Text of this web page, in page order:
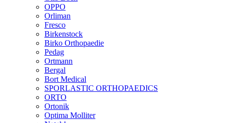
OPPO
Orliman
Fresco
Birkenstock
Birko Orthopaedie
Pedag
Ortmann
Bergal
Bort Medical
SPORLASTIC ORTHOPAEDICS
ORTO
Ortonik
Optima Molliter